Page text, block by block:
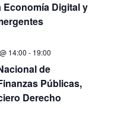
Economía Digital y
14:00 - 19:00
de
Públicas,
Derecho